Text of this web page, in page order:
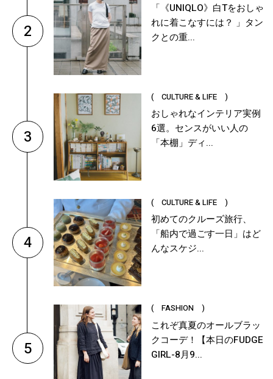
2
「《UNIQLO》白Tをおしゃ
れに着こなすには？ 」タン
クとの重...
3
( CULTURE & LIFE )
おしゃれなインテリア実例
6選。センスがいい人の
「本棚」ディ...
4
( CULTURE & LIFE )
初めてのクルーズ旅行、
「船内で過ごす一日」はど
んなスケジ...
5
( FASHION )
これぞ真夏のオールブラッ
クコーデ！【本日のFUDGE
GIRL-8月9...